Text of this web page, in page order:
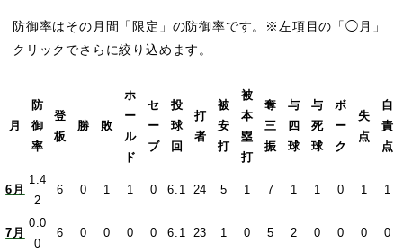
防御率はその月間「限定」の防御率です。※左項目の「◯月」
クリックでさらに絞り込めます。
月
防
御
率
登
板
勝 敗
ホ
ー
ル
ド
セ
ー
ブ
投
球
回
打
者
被
安
打
被
本
塁
打
奪
三
振
与
四
球
与
死
球
ボ
ー
ク
失
点
自
責
点
6月
1.4
2
6 0 1 1 0 6.1 24 5 1 7 1 1 0 1 1
7月
0.0
0
6 0 0 0 0 6.1 23 1 0 5 2 0 0 0 0